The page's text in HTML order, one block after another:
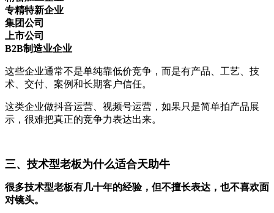
专精特新企业
集团公司
上市公司
B2B制造业企业
这些企业通常不是单纯靠低价竞争，而是有产品、工艺、技
术、交付、案例和长期客户信任。
这类企业做抖音运营、视频号运营，如果只是简单拍产品展
示，很难把真正的竞争力表达出来。
三、技术型老板为什么适合天助牛
很多技术型老板有几十年的经验，但不擅长表达，也不喜欢面
对镜头。